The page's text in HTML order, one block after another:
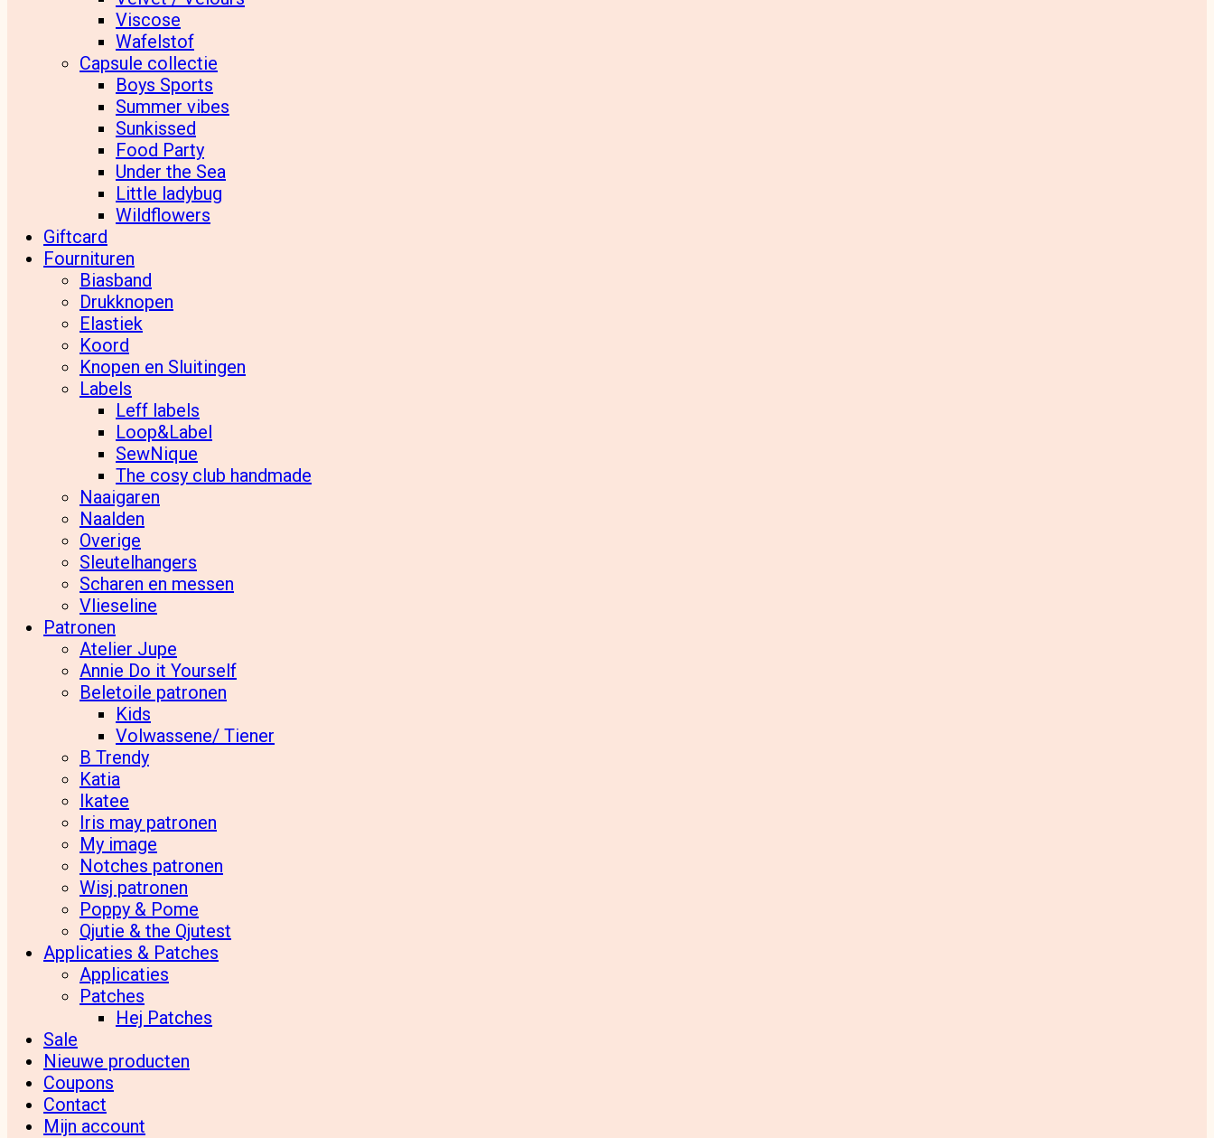
Viscose
Wafelstof
Capsule collectie
Boys Sports
Summer vibes
Sunkissed
Food Party
Under the Sea
Little ladybug
Wildflowers
Giftcard
Fournituren
Biasband
Drukknopen
Elastiek
Koord
Knopen en Sluitingen
Labels
Leff labels
Loop&Label
SewNique
The cosy club handmade
Naaigaren
Naalden
Overige
Sleutelhangers
Scharen en messen
Vlieseline
Patronen
Atelier Jupe
Annie Do it Yourself
Beletoile patronen
Kids
Volwassene/ Tiener
B Trendy
Katia
Ikatee
Iris may patronen
My image
Notches patronen
Wisj patronen
Poppy & Pome
Qjutie & the Qjutest
Applicaties & Patches
Applicaties
Patches
Hej Patches
Sale
Nieuwe producten
Coupons
Contact
Mijn account